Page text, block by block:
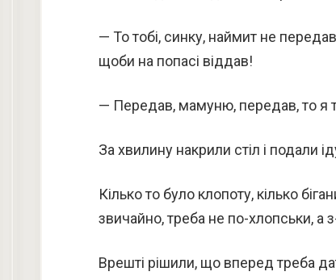
— То тобі, синку, наймит не
щоби на попасі віддав!
— Передав, мамуню, передав, то я
За хвилину накрили стіл і подали
Кілько то було клопоту, кілько
звичайно, треба не по-хлопськи, а
Врешті рішили, що вперед треба